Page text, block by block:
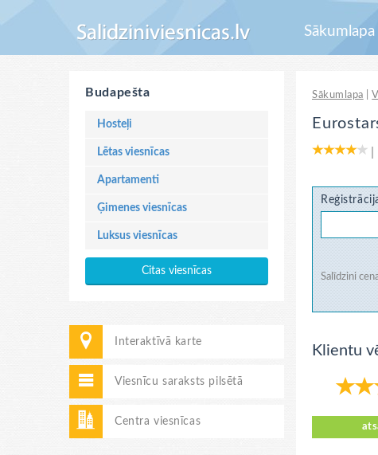
Sākumlapa
Budapešta
Hosteļi
Lētas viesnīcas
Apartamenti
Ģimenes viesnīcas
Luksus viesnīcas
Citas viesnīcas
Interaktīvā karte
Viesnīcu saraksts pilsētā
Centra viesnīcas
Sākumlapa |
Salīdzini
Klientu